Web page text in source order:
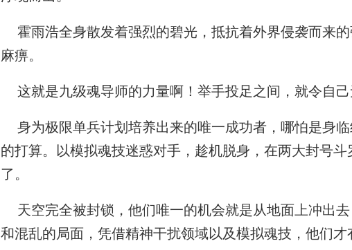
霍雨浩全身散发着强烈的碧光，抵抗着外界侵袭而来
麻痹。
这就是九级魂导师的力量啊！举手投足之间，就令自己
身为极限单兵计划培养出来的唯一成功者，哪怕是身
的打算。以模拟魂技迷惑对手，趁机脱身，在两大封号
了。
天空完全被封锁，他们唯一的机会就是从地面上冲出
和混乱的局面，凭借精神干扰领域以及模拟魂技，他们才